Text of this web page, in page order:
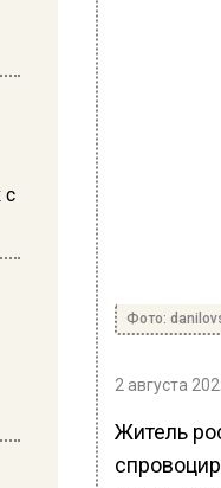
с
Фото:
2 августа
Житель